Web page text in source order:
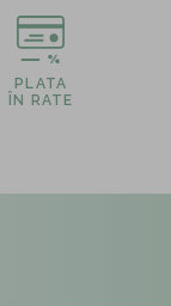
PLATA
ÎN RATE